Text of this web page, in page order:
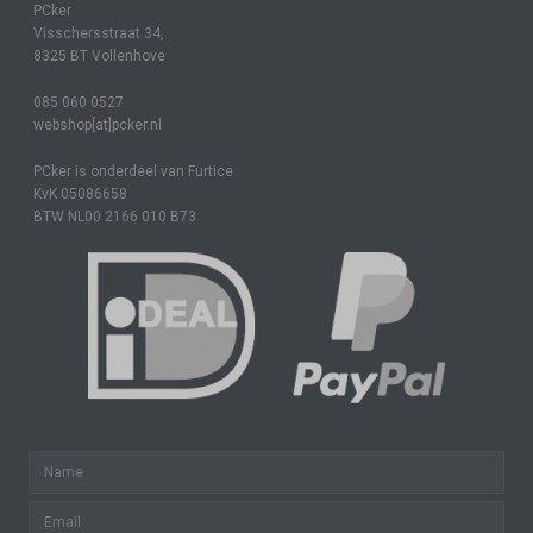
PCker
Visschersstraat 34,
8325 BT Vollenhove
085 060 0527
webshop[at]pcker.nl
PCker is onderdeel van Furtice
KvK 05086658
BTW NL00 2166 010 B73